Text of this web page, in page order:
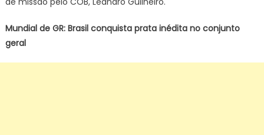
Mundial de GR: Brasil conquista prata inédita no conjunto
geral